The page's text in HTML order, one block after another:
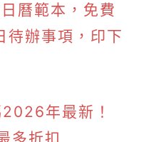
曆範本，免費
待辦事項，印下
年最新！
多折扣